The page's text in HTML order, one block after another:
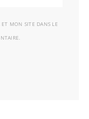
MON SITE DANS LE